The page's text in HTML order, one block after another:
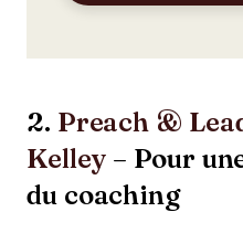
2. Preach &
Kelley – Pour
du coaching